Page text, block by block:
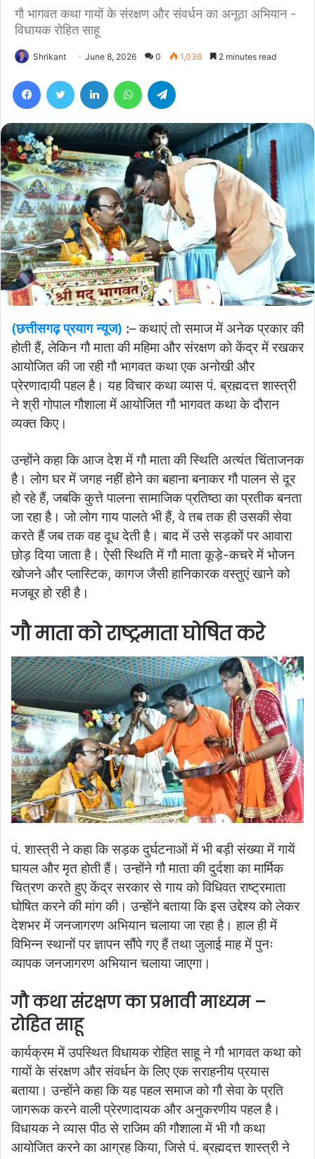
गौ भागवत कथा गायों के संरक्षण और संवर्धन का अनूठा अभियान -
विधायक रोहित साहू
Shrikant June 8, 2026 0 1,036 2 minutes read
(छत्तीसगढ़ प्रयाग न्यूज) :– कथाएं तो समाज में अनेक प्रकार की
होती हैं, लेकिन गौ माता की महिमा और संरक्षण को केंद्र में रखकर
आयोजित की जा रही गौ भागवत कथा एक अनोखी और
प्रेरणादायी पहल है। यह विचार कथा व्यास पं. ब्रह्मदत्त शास्त्री
ने श्री गोपाल गौशाला में आयोजित गौ भागवत कथा के दौरान
व्यक्त किए।
उन्होंने कहा कि आज देश में गौ माता की स्थिति अत्यंत चिंताजनक
है। लोग घर में जगह नहीं होने का बहाना बनाकर गौ पालन से दूर
हो रहे हैं, जबकि कुत्ते पालना सामाजिक प्रतिष्ठा का प्रतीक बनता
जा रहा है। जो लोग गाय पालते भी हैं, वे तब तक ही उसकी सेवा
करते हैं जब तक वह दूध देती है। बाद में उसे सड़कों पर आवारा
छोड़ दिया जाता है। ऐसी स्थिति में गौ माता कूड़े-कचरे में भोजन
खोजने और प्लास्टिक, कागज जैसी हानिकारक वस्तुएं खाने को
मजबूर हो रही है।
गौ माता को राष्ट्रमाता घोषित करे
पं. शास्त्री ने कहा कि सड़क दुर्घटनाओं में भी बड़ी संख्या में गायें
घायल और मृत होती हैं। उन्होंने गौ माता की दुर्दशा का मार्मिक
चित्रण करते हुए केंद्र सरकार से गाय को विधिवत राष्ट्रमाता
घोषित करने की मांग की। उन्होंने बताया कि इस उद्देश्य को लेकर
देशभर में जनजागरण अभियान चलाया जा रहा है। हाल ही में
विभिन्न स्थानों पर ज्ञापन सौंपे गए हैं तथा जुलाई माह में पुनः
व्यापक जनजागरण अभियान चलाया जाएगा।
गौ कथा संरक्षण का प्रभावी माध्यम –
रोहित साहू
कार्यक्रम में उपस्थित विधायक रोहित साहू ने गौ भागवत कथा को
गायों के संरक्षण और संवर्धन के लिए एक सराहनीय प्रयास
बताया। उन्होंने कहा कि यह पहल समाज को गौ सेवा के प्रति
जागरूक करने वाली प्रेरणादायक और अनुकरणीय पहल है।
विधायक ने व्यास पीठ से राजिम की गौशाला में भी गौ कथा
आयोजित करने का आग्रह किया, जिसे पं. ब्रह्मदत्त शास्त्री ने